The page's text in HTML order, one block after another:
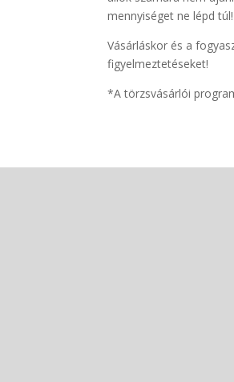
mennyiséget ne lépd
Vásárláskor és a
figyelmeztetéseket!
*A törzsvásárlói